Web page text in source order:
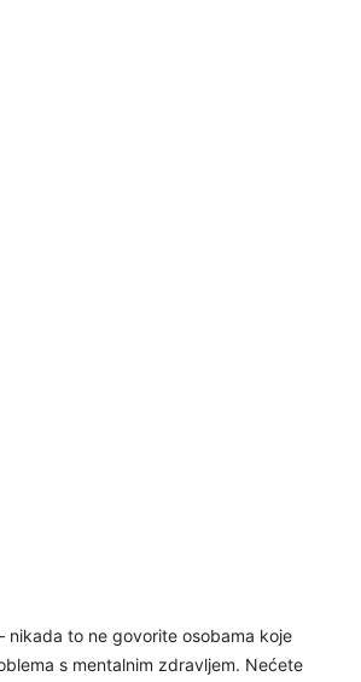
nikada to ne govorite osobama koje
s mentalnim zdravljem. Nećete